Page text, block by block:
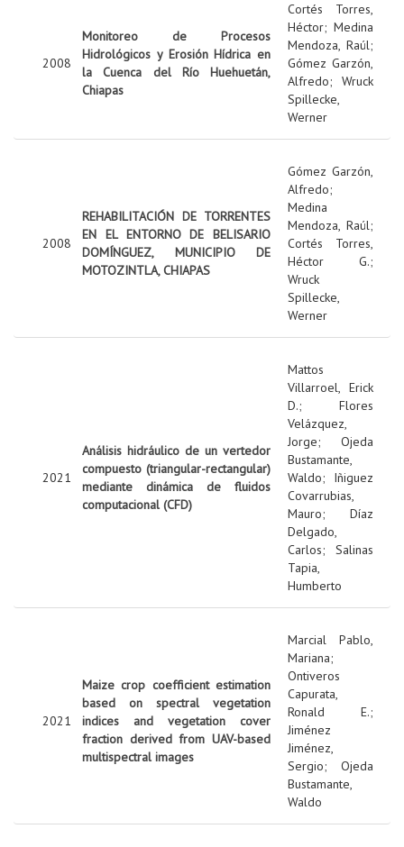
2008
Monitoreo de Procesos
Hidrológicos y Erosión Hídrica en
la Cuenca del Río Huehuetán,
Chiapas
Cortés Torres,
Héctor; Medina
Mendoza, Raúl;
Gómez Garzón,
Alfredo; Wruck
Spillecke,
Werner
2008
REHABILITACIÓN DE TORRENTES
EN EL ENTORNO DE BELISARIO
DOMÍNGUEZ, MUNICIPIO DE
MOTOZINTLA, CHIAPAS
Gómez Garzón,
Alfredo;
Medina
Mendoza, Raúl;
Cortés Torres,
Héctor G.;
Wruck
Spillecke,
Werner
2021
Análisis hidráulico de un vertedor
compuesto (triangular-rectangular)
mediante dinámica de fluidos
computacional (CFD)
Mattos
Villarroel, Erick
D.; Flores
Velázquez,
Jorge; Ojeda
Bustamante,
Waldo; Iñiguez
Covarrubias,
Mauro; Díaz
Delgado,
Carlos; Salinas
Tapia,
Humberto
2021
Maize crop coefficient estimation
based on spectral vegetation
indices and vegetation cover
fraction derived from UAV-based
multispectral images
Marcial Pablo,
Mariana;
Ontiveros
Capurata,
Ronald E.;
Jiménez
Jiménez,
Sergio; Ojeda
Bustamante,
Waldo